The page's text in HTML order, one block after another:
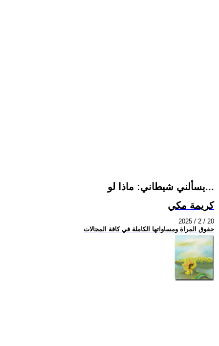
يسألني شيطاني: ماذا لو...
كريمة مكي
2025 / 2 / 20
حقوق المراة ومساواتها الكاملة في كافة المجالات